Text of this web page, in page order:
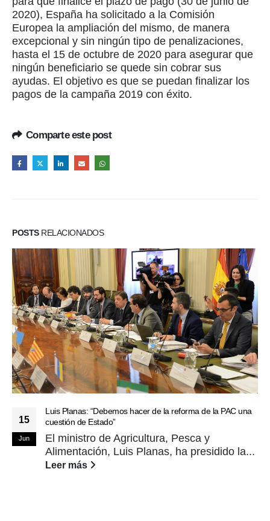
2020), España ha solicitado a la Comisión
Europea la ampliación del mismo, de manera
excepcional y sin ningún tipo de penalizaciones,
hasta el 15 de octubre de 2020 para asegurar que
ningún beneficiario se quede sin cobrar sus
ayudas. El objetivo es que se puedan finalizar los
pagos de la campaña 2019 con éxito.
Comparte este post
POSTSRELACIONADOS
15
Jun
Luis Planas: “Debemos hacer de la reforma de la PAC una
cuestión de Estado”
El ministro de Agricultura, Pesca y
Alimentación, Luis Planas, ha presidido la...
Leer más